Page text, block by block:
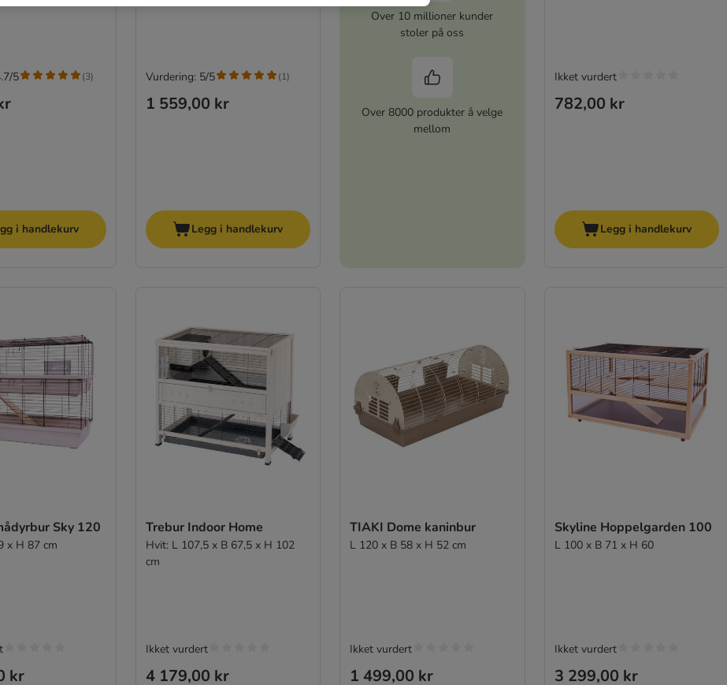
5 (3)
i handlekurv
1 559,00 kr
Vurdering: 5/5 (1)
Legg i handlekurv
Over 10 millioner kunder
stoler på oss
Over 8000 produkter å velge
mellom
782,00 kr
Ikket vurdert
Legg i handlekurv
Sky 120
x H 87 cm
kr
Trebur Indoor Home
Hvit: L 107,5 x B 67,5 x H 102
cm
4 179,00 kr
Ikket vurdert
TIAKI Dome kaninbur
L 120 x B 58 x H 52 cm
1 499,00 kr
Ikket vurdert
Skyline Hoppelgarden 100
L 100 x B 71 x H 60
3 299,00 kr
Ikket vurdert